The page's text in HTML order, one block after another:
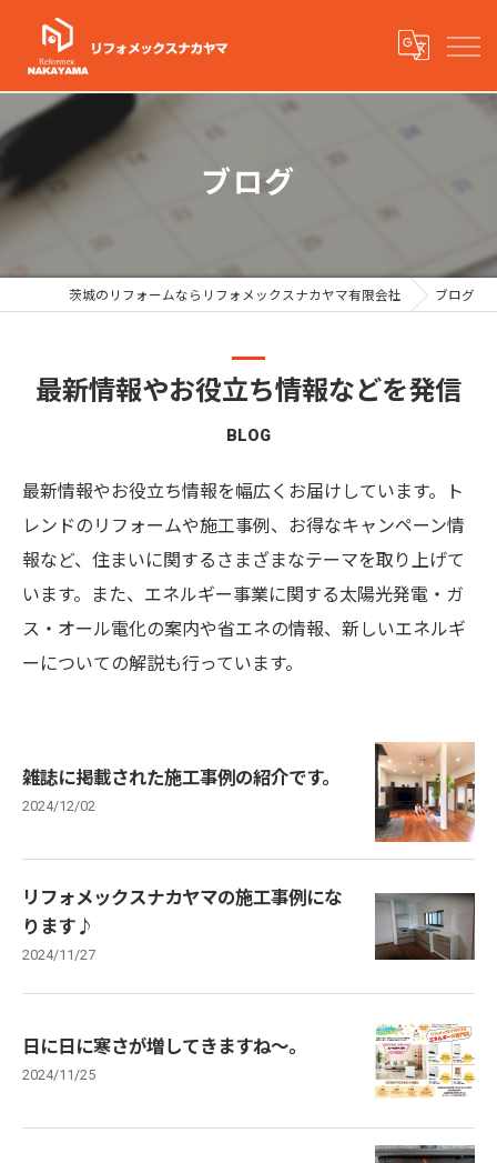
ブログ
茨城のリフォームならリフォメックスナカヤマ有限会社 ブログ
最新情報やお役立ち情報などを発信
BLOG
最新情報やお役立ち情報を幅広くお届けしています。ト
レンドのリフォームや施工事例、お得なキャンペーン情
報など、住まいに関するさまざまなテーマを取り上げて
います。また、エネルギー事業に関する太陽光発電・ガ
ス・オール電化の案内や省エネの情報、新しいエネルギ
ーについての解説も行っています。
雑誌に掲載された施工事例の紹介です。
2024/12/02
リフォメックスナカヤマの施工事例にな
ります♪
2024/11/27
日に日に寒さが増してきますね～。
2024/11/25